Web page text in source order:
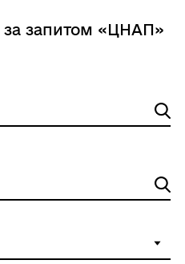
за запитом «ЦНАП»